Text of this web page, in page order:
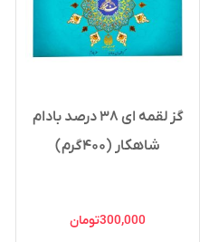
گز لقمه ای ۳۸ درصد بادام
شاهکار (۴۰۰گرم)
300,000تومان